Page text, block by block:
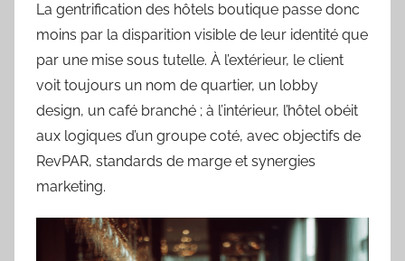
La gentrification des hôtels boutique passe donc
moins par la disparition visible de leur identité que
par une mise sous tutelle. À l’extérieur, le client
voit toujours un nom de quartier, un lobby
design, un café branché ; à l’intérieur, l’hôtel obéit
aux logiques d’un groupe coté, avec objectifs de
RevPAR, standards de marge et synergies
marketing.